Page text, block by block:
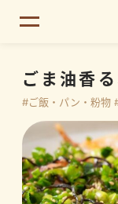
ごま油香
#ご飯・パン・粉物